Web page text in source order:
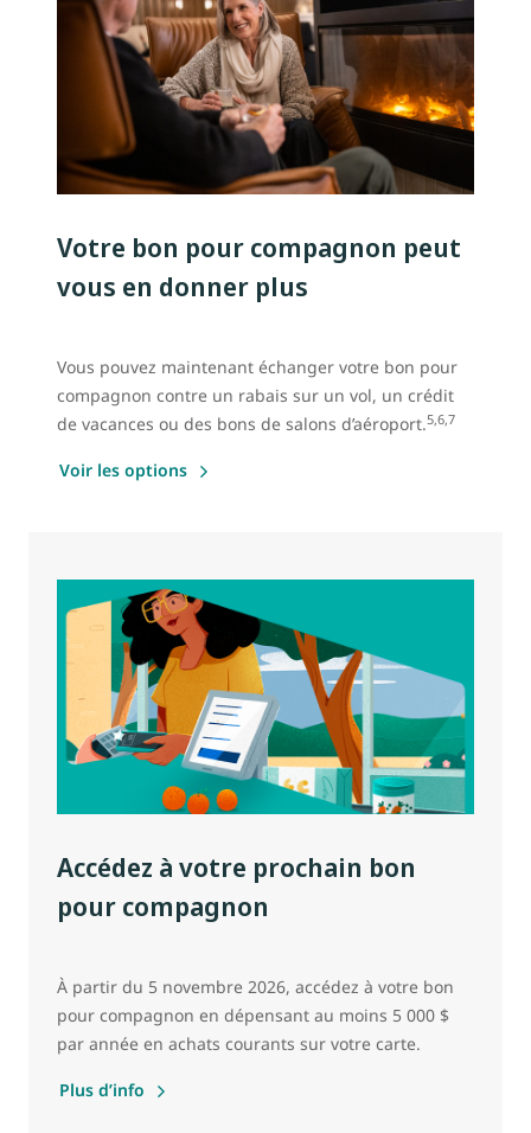
Votre bon pour compagnon peut
vous en donner plus
Vous pouvez maintenant échanger votre bon pour
compagnon contre un rabais sur un vol, un crédit
de vacances ou des bons de salons d’aéroport.5,6,7
Voir les options
Accédez à votre prochain bon
pour compagnon
À partir du 5 novembre 2026, accédez à votre bon
pour compagnon en dépensant au moins 5 000 $
par année en achats courants sur votre carte.
Plus d’info